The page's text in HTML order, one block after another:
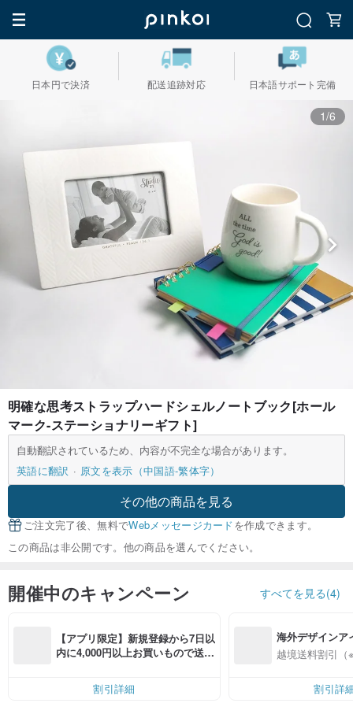
日本円で決済 配送追跡対応 日本語サポート完備
1/6
明確な思考ストラップハードシェルノートブック[ホール
マーク-ステーショナリーギフト]
自動翻訳されているため、内容が不完全な場合があります。
英語に翻訳
原文を表示（中国語-繁体字）
その他の商品を見る
ご注文完了後、無料でWebメッセージカードを作成できます。
この商品は非公開です。他の商品を選んでください。
開催中のキャンペーン すべてを見る(4)
【アプリ限定】新規登録から7日以
内に4,000円以上お買いもので送料
割引詳細
海外デザインア
入
越境送料割引（
割引詳